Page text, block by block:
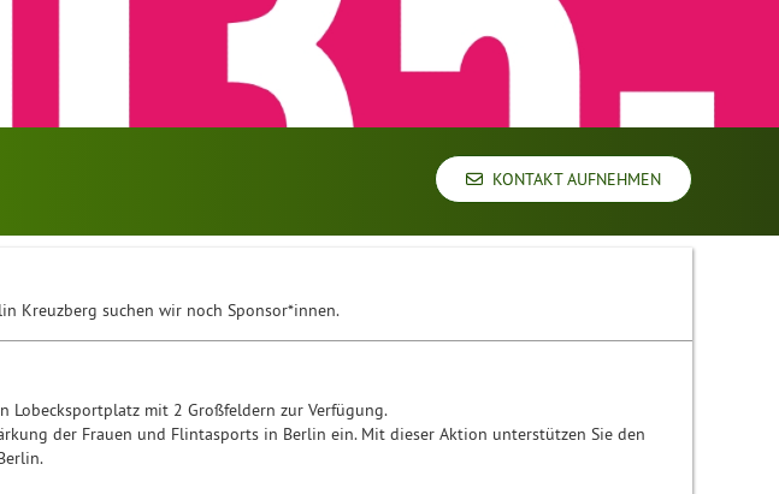
KONTAKT AUFNEHMEN
Kreuzberg suchen wir noch Sponsor*innen.
Lobecksportplatz mit 2 Großfeldern zur Verfügung.
der Frauen und Flintasports in Berlin ein. Mit dieser Aktion unterstützen Sie den